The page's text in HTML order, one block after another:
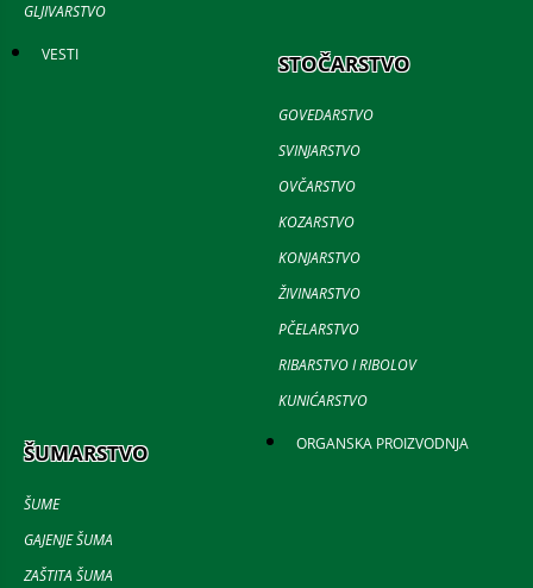
GLJIVARSTVO
VESTI STOČARSTVO
GOVEDARSTVO
SVINJARSTVO
OVČARSTVO
KOZARSTVO
KONJARSTVO
ŽIVINARSTVO
PČELARSTVO
RIBARSTVO I RIBOLOV
KUNIĆARSTVO
ŠUMARSTVO
ŠUME
GAJENJE ŠUMA
ZAŠTITA ŠUMA
ORGANSKA PROIZVODNJA